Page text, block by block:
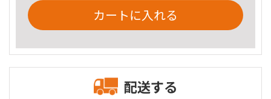
カートに入れる
配送する